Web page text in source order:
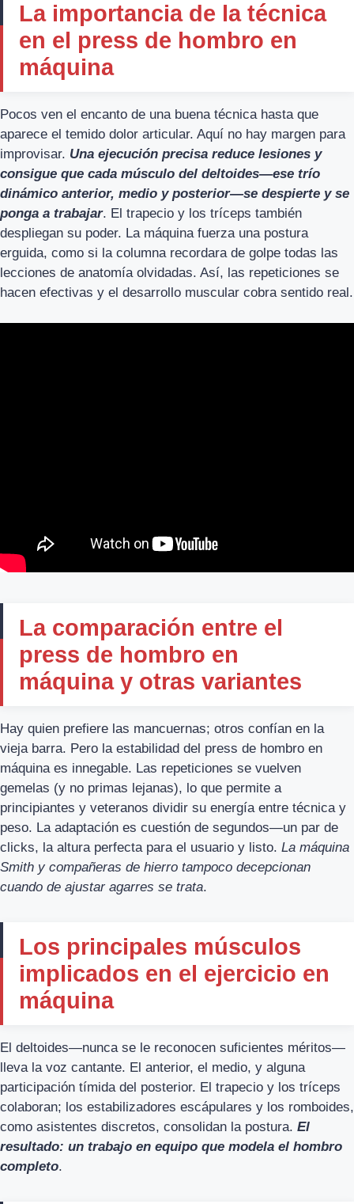
La importancia de la técnica
en el press de hombro en
máquina
Pocos ven el encanto de una buena técnica hasta que
aparece el temido dolor articular. Aquí no hay margen para
improvisar. Una ejecución precisa reduce lesiones y
consigue que cada músculo del deltoides—ese trío
dinámico anterior, medio y posterior—se despierte y se
ponga a trabajar. El trapecio y los tríceps también
despliegan su poder. La máquina fuerza una postura
erguida, como si la columna recordara de golpe todas las
lecciones de anatomía olvidadas. Así, las repeticiones se
hacen efectivas y el desarrollo muscular cobra sentido real.
La comparación entre el
press de hombro en
máquina y otras variantes
Hay quien prefiere las mancuernas; otros confían en la
vieja barra. Pero la estabilidad del press de hombro en
máquina es innegable. Las repeticiones se vuelven
gemelas (y no primas lejanas), lo que permite a
principiantes y veteranos dividir su energía entre técnica y
peso. La adaptación es cuestión de segundos—un par de
clicks, la altura perfecta para el usuario y listo. La máquina
Smith y compañeras de hierro tampoco decepcionan
cuando de ajustar agarres se trata.
Los principales músculos
implicados en el ejercicio en
máquina
El deltoides—nunca se le reconocen suficientes méritos—
lleva la voz cantante. El anterior, el medio, y alguna
participación tímida del posterior. El trapecio y los tríceps
colaboran; los estabilizadores escápulares y los romboides,
como asistentes discretos, consolidan la postura. El
resultado: un trabajo en equipo que modela el hombro
completo.